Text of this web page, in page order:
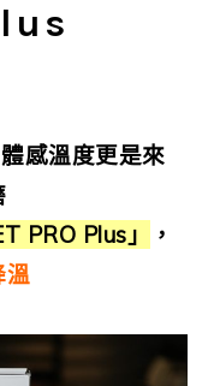
感溫度更是來
PRO Plus」
，
溫